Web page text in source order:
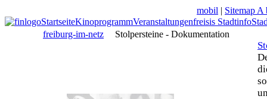
mobil | Sitemap A
StartseiteKinoprogrammVeranstaltungenfreisis Stadtinfo
freiburg-im-netz
Stolpersteine - Dokumentation